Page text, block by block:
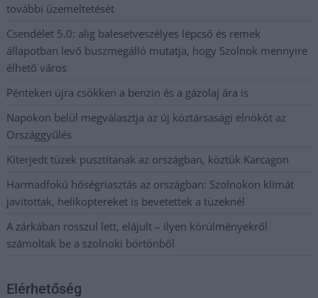
további üzemeltetését
Csendélet 5.0: alig balesetveszélyes lépcső és remek
állapotban levő buszmegálló mutatja, hogy Szolnok mennyire
élhető város
Pénteken újra csökken a benzin és a gázolaj ára is
Napokon belül megválasztja az új köztársasági elnököt az
Országgyűlés
Kiterjedt tüzek pusztítanak az országban, köztük Karcagon
Harmadfokú hőségriasztás az országban: Szolnokon klímát
javítottak, helikoptereket is bevetettek a tüzeknél
A zárkában rosszul lett, elájult – ilyen körülményekről
számoltak be a szolnoki börtönből
Elérhetőség